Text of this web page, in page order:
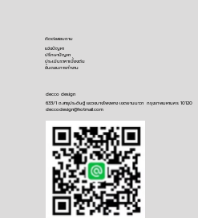
ติดต่อสอบถาม
​แจ้งปัญหา
ปรึกษาปัญหา
ประเมินราคาเบื้องต้น
ขั้นตอนการทำงาน
decco design
633/1 ถ.สาธุประดิษฐ์ แขวงบางโพงพาง เขตยานนาวา กรุงเทพมหานคร 10120
deccodesign@hotmail.com